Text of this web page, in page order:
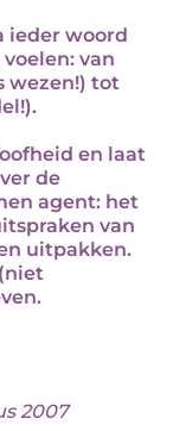
ieder woord
van
wezen!) tot
en laat
de
agent: het
van
uitpakken.
2007